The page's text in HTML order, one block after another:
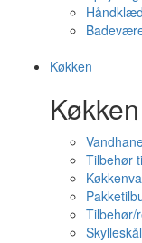
Køkken
Tilbehør
Tilbehør/